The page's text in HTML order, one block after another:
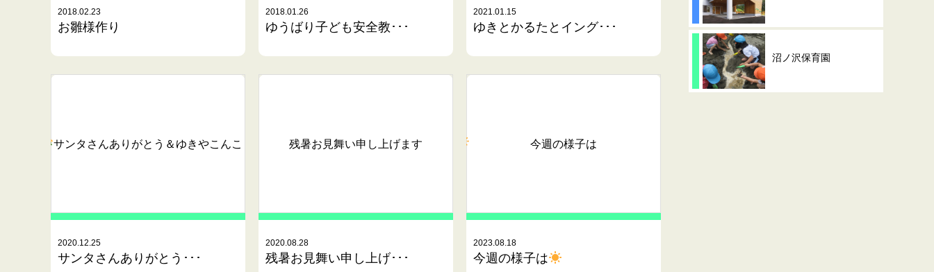
2018.02.23
お雛様作り
2018.01.26
ゆうばり子ども安全教･･･
2021.01.15
ゆきとかるたとイング･･･
サンタさんありがとう ＆ゆきやこんこ
2020.12.25
サンタさんありがとう･･･
残暑お見舞い申し上げます
2020.08.28
残暑お見舞い申し上げ･･･
今週の様子は
2023.08.18
今週の様子は
沼ノ沢保育園